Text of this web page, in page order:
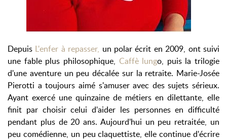
Depuis L'enfer à repasser, un polar écrit en 2009, ont suivi
une fable plus philosophique, Caffè lungo, puis la trilogie
d'une aventure un peu décalée sur la retraite. Marie-Josée
Pierotti a toujours aimé s'amuser avec des sujets sérieux.
Ayant exercé une quinzaine de métiers en dilettante, elle
finit par choisir celui d'aider les personnes en difficulté
pendant plus de 20 ans. Aujourd'hui un peu retraitée, un
peu comédienne, un peu claquettiste, elle continue d'écrire